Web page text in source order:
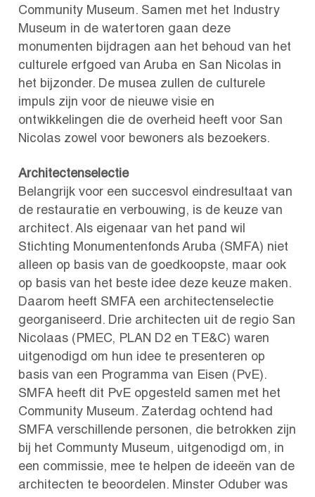
Community Museum. Samen met het Industry
Museum in de watertoren gaan deze
monumenten bijdragen aan het behoud van het
culturele erfgoed van Aruba en San Nicolas in
het bijzonder. De musea zullen de culturele
impuls zijn voor de nieuwe visie en
ontwikkelingen die de overheid heeft voor San
Nicolas zowel voor bewoners als bezoekers.
Architectenselectie
Belangrijk voor een succesvol eindresultaat van
de restauratie en verbouwing, is de keuze van
architect. Als eigenaar van het pand wil
Stichting Monumentenfonds Aruba (SMFA) niet
alleen op basis van de goedkoopste, maar ook
op basis van het beste idee deze keuze maken.
Daarom heeft SMFA een architectenselectie
georganiseerd. Drie architecten uit de regio San
Nicolaas (PMEC, PLAN D2 en TE&C) waren
uitgenodigd om hun idee te presenteren op
basis van een Programma van Eisen (PvE).
SMFA heeft dit PvE opgesteld samen met het
Community Museum. Zaterdag ochtend had
SMFA verschillende personen, die betrokken zijn
bij het Communty Museum, uitgenodigd om, in
een commissie, mee te helpen de ideeën van de
architecten te beoordelen. Minster Oduber was